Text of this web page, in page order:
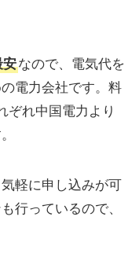
安なので、電気代を
電力会社です。料
ぞれ中国電力より
軽に申し込みが可
行っているので、